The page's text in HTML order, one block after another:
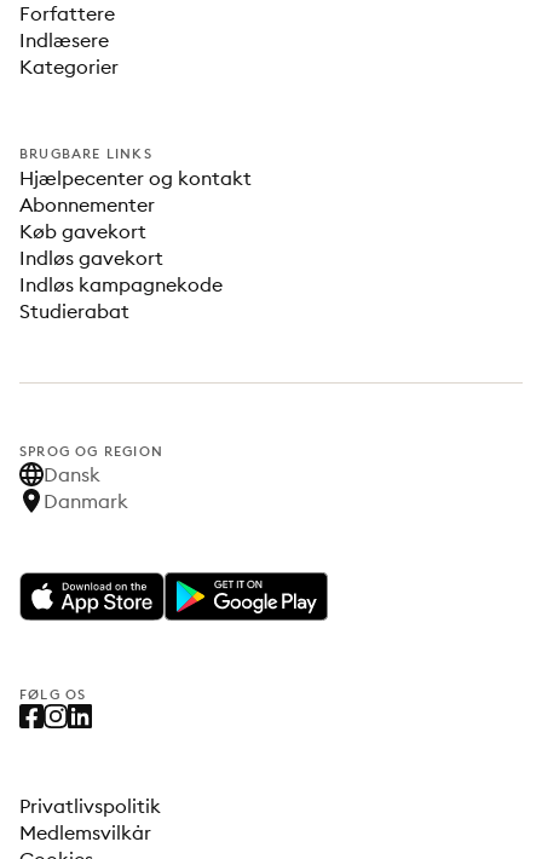
Forfattere
Indlæsere
Kategorier
BRUGBARE LINKS
Hjælpecenter og kontakt
Abonnementer
Køb gavekort
Indløs gavekort
Indløs kampagnekode
Studierabat
SPROG OG REGION
Dansk
Danmark
FØLG OS
Privatlivspolitik
Medlemsvilkår